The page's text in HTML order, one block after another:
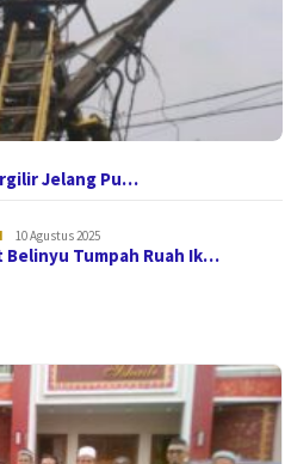
Jelang Pu…
10 Agustus 2025
Belinyu Tumpah Ruah Ik…